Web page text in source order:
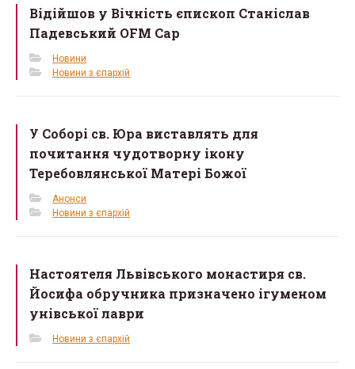
Відійшов у Вічність єпископ Станіслав
Падевський OFM Cap
Новини
Новини з єпархій
У Соборі св. Юра виставлять для
почитання чудотворну ікону
Теребовлянської Матері Божої
Анонси
Новини з єпархій
Настоятеля Львівського монастиря св.
Йосифа обручника призначено ігуменом
унівської лаври
Новини з єпархій